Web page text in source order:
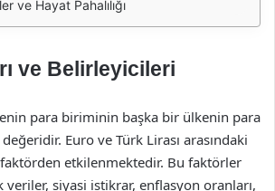
ve Hayat Pahalılığı
ve Belirleyicileri
para biriminin başka bir ülkenin para
Euro ve Türk Lirası arasındaki
etkilenmektedir. Bu faktörler
veriler, siyasi istikrar, enflasyon oranları,